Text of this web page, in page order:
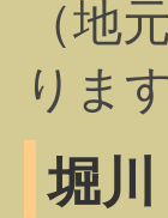
（地
りま
堀川